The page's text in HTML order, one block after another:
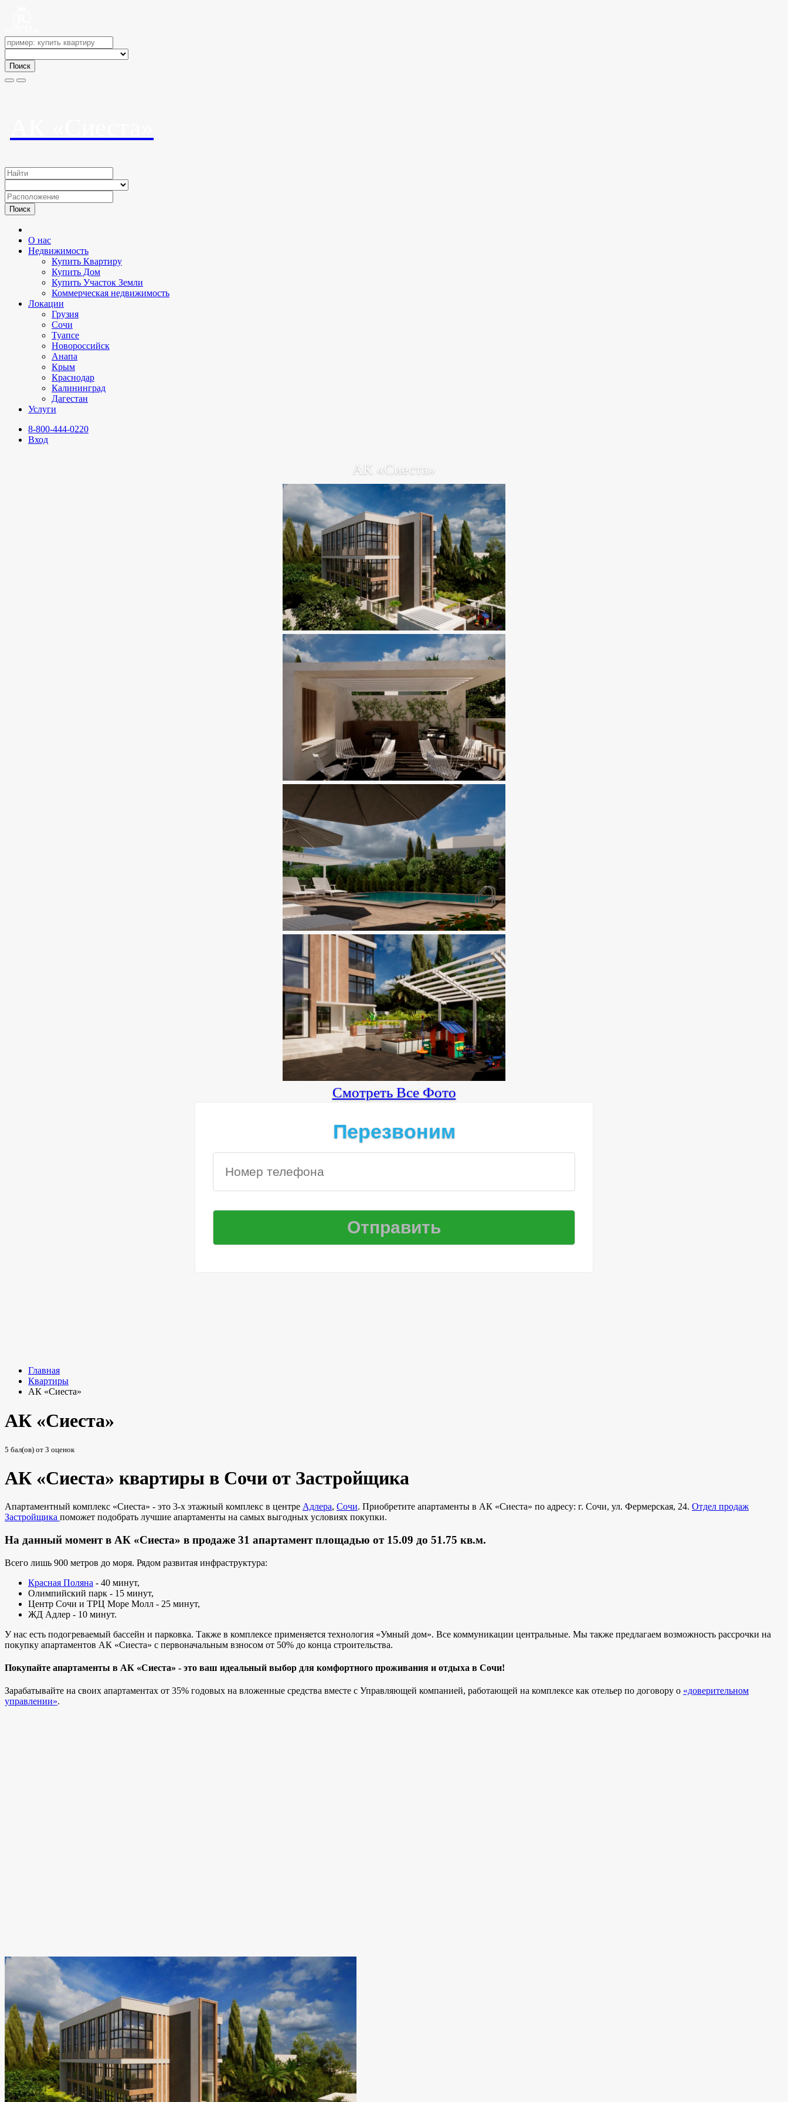
Поиск
Поиск
О нас
Недвижимость
Купить Квартиру
Купить Дом
Купить Участок Земли
Коммерческая недвижимость
Локации
Грузия
Сочи
Туапсе
Новороссийск
Анапа
Крым
Краснодар
Калининград
Дагестан
Услуги
8-800-444-0220
Вход
АК «Сиеста»
Смотреть Все Фото
Перезвоним
Главная
Квартиры
АК «Сиеста»
АК «Сиеста»
5 бал(ов) от 3 оценок
АК «Сиеста» квартиры в Сочи от Застройщика
Апартаментный комплекс «Сиеста» - это 3-х этажный комплекс в центре Адлера, Сочи. Приобретите апартаменты в АК «Сиеста» по адресу: г. Сочи, ул. Фермерская, 24. Отдел продаж
Застройщика поможет подобрать лучшие апартаменты на самых выгодных условиях покупки.
На данный момент в АК «Сиеста» в продаже 31 апартамент площадью от 15.09 до 51.75 кв.м.
Всего лишь 900 метров до моря. Рядом развитая инфраструктура:
Красная Поляна - 40 минут,
Олимпийский парк - 15 минут,
Центр Сочи и ТРЦ Море Молл - 25 минут,
ЖД Адлер - 10 минут.
У нас есть подогреваемый бассейн и парковка. Также в комплексе применяется технология «Умный дом». Все коммуникации центральные. Мы также предлагаем возможность рассрочки на
покупку апартаментов АК «Сиеста» с первоначальным взносом от 50% до конца строительства.
Покупайте апартаменты в АК «Сиеста» - это ваш идеальный выбор для комфортного проживания и отдыха в Сочи!
Зарабатывайте на своих апартаментах от 35% годовых на вложенные средства вместе с Управляющей компанией, работающей на комплексе как отельер по договору о «доверительном
управлении».